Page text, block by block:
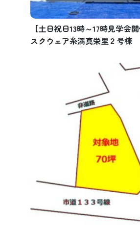
【土日祝日13時～17時見学会
スクウェア糸満真栄里２号棟